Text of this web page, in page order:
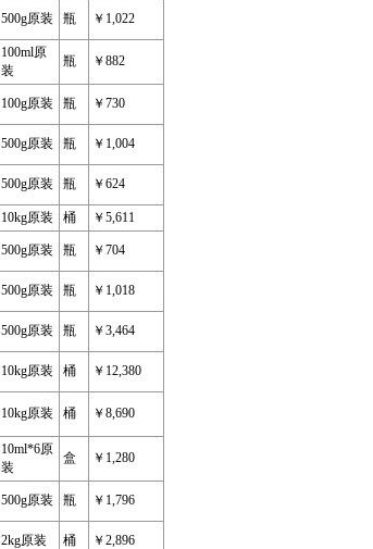
500g原装 瓶 ￥1,022
100ml原
装
瓶 ￥882
100g原装 瓶 ￥730
500g原装 瓶 ￥1,004
500g原装 瓶 ￥624
10kg原装 桶 ￥5,611
500g原装 瓶 ￥704
500g原装 瓶 ￥1,018
500g原装 瓶 ￥3,464
10kg原装 桶 ￥12,380
10kg原装 桶 ￥8,690
10ml*6原
装
盒 ￥1,280
500g原装 瓶 ￥1,796
2kg原装 桶 ￥2,896